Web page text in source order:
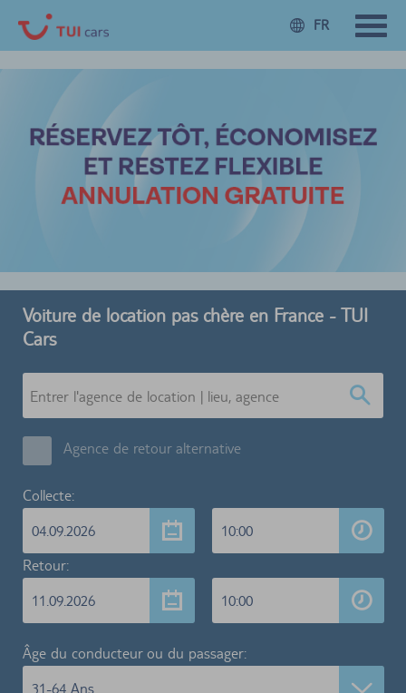
FR
Voiture de location pas chère en France - TUI
Cars
Agence de retour alternative
Collecte:
04.09.2026
10:00
Retour:
11.09.2026
10:00
Âge du conducteur ou du passager:
31-64 Ans